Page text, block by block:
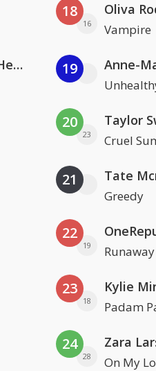
Nathan Dawe, Joel Corry & Ella Henderson
18
16
Oliva
Vampire
19 Anne-
20
23
Taylor
Cruel
21 Tate
Greedy
22
19 Runaway
23
18
Kylie
Padam
24
28
Zara
On My